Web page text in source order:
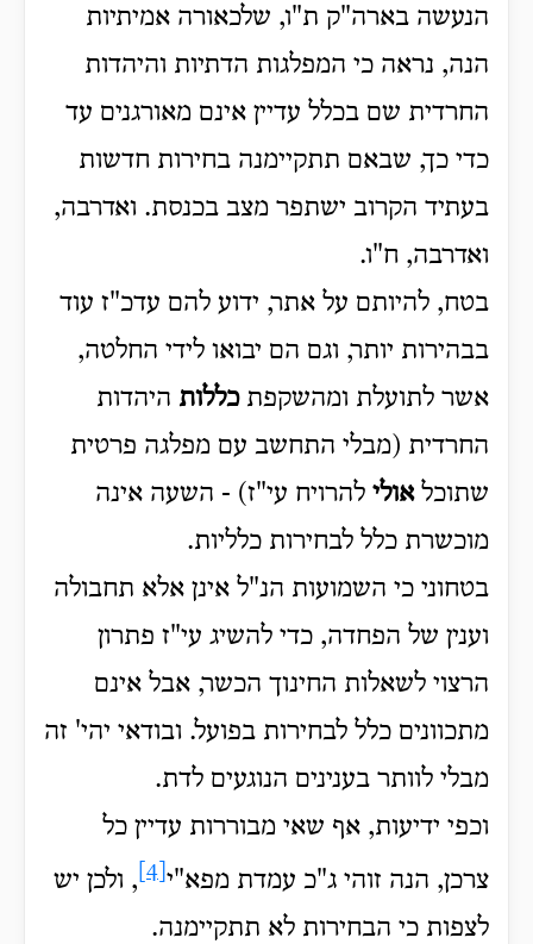
הנעשה בארה"ק ת"ו, שלכאורה אמיתיות
הנה, נראה כי המפלגות הדתיות והיהדות
החרדית שם בכלל עדיין אינם מאורגנים עד
כדי כך, שבאם תתקיימנה בחירות חדשות
בעתיד הקרוב ישתפר מצב בכנסת. ואדרבה,
ואדרבה, ח"ו.
בטח, להיותם על אתר, ידוע להם עדכ"ז עוד
בבהירות יותר, וגם הם יבואו לידי החלטה,
אשר לתועלת ומהשקפתכללות היהדות
החרדית (מבלי התחשב עם מפלגה פרטית
שתוכלאולי להרויח עי"ז) - השעה אינה
מוכשרת כלל לבחירות כלליות.
בטחוני כי השמועות הנ"ל אינן אלא תחבולה
וענין של הפחדה, כדי להשיג עי"ז פתרון
הרצוי לשאלות החינוך הכשר, אבל אינם
מתכוונים כלל לבחירות בפועל. ובודאי יהי' זה
מבלי לוותר בענינים הנוגעים לדת.
וכפי ידיעות, אף שאי מבוררות עדיין כל
צרכן, הנה זוהי ג"כ עמדת מפא"י
, ולכן יש
לצפות כי הבחירות לא תתקיימנה.